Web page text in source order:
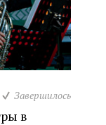
Завершилось
в